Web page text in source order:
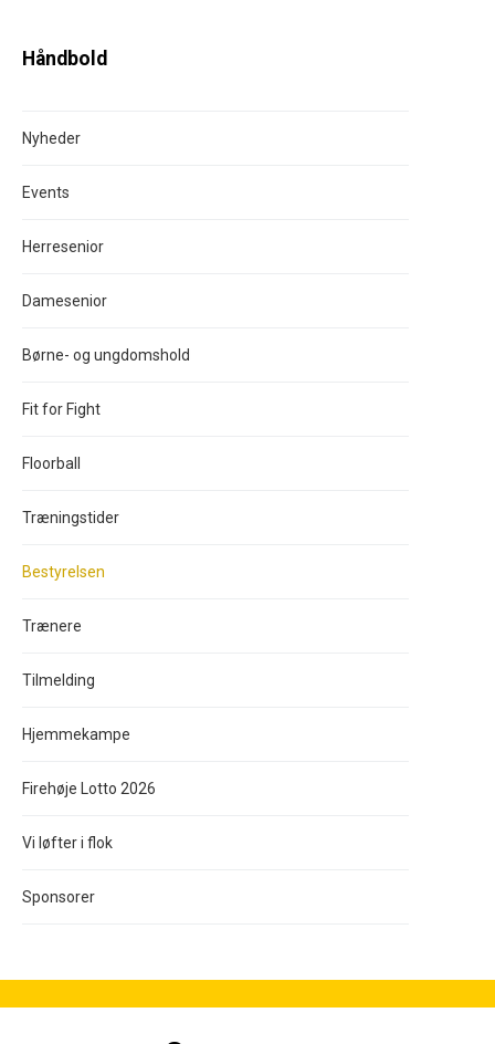
Håndbold
Nyheder
Events
Herresenior
Damesenior
Børne- og ungdomshold
Fit for Fight
Floorball
Træningstider
Bestyrelsen
Trænere
Tilmelding
Hjemmekampe
Firehøje Lotto 2026
Vi løfter i flok
Sponsorer